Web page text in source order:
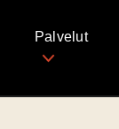
Palvelut